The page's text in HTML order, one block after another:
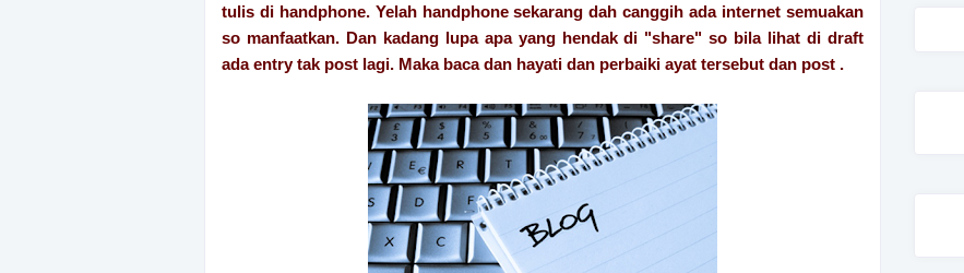
tulis di handphone. Yelah handphone sekarang dah canggih ada internet semuakan
so manfaatkan. Dan kadang lupa apa yang hendak di "share" so bila lihat di draft
ada entry tak post lagi. Maka baca dan hayati dan perbaiki ayat tersebut dan post .